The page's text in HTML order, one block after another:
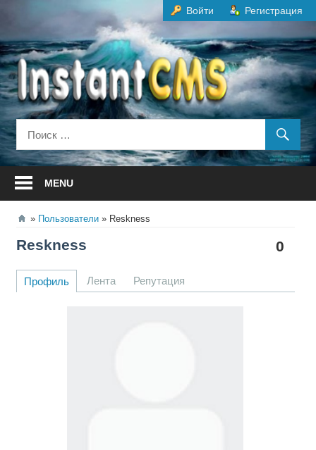
содержанию
Войти Регистрация
MENU
Пользователи Reskness
0
Reskness
Профиль Лента Репутация